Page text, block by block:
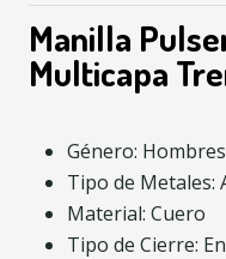
Manilla
Multicapa
Género: Hombres
Tipo de Metales:
Material: Cuero
Tipo de Cierre: